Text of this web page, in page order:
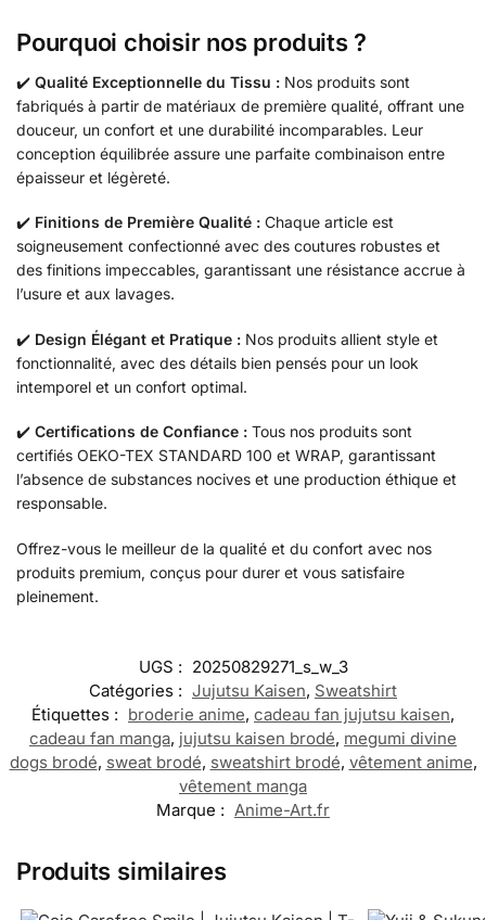
Pourquoi choisir nos produits ?
✔️ Qualité Exceptionnelle du Tissu : Nos produits sont
fabriqués à partir de matériaux de première qualité, offrant une
douceur, un confort et une durabilité incomparables. Leur
conception équilibrée assure une parfaite combinaison entre
épaisseur et légèreté.
✔️ Finitions de Première Qualité : Chaque article est
soigneusement confectionné avec des coutures robustes et
des finitions impeccables, garantissant une résistance accrue à
l’usure et aux lavages.
✔️ Design Élégant et Pratique : Nos produits allient style et
fonctionnalité, avec des détails bien pensés pour un look
intemporel et un confort optimal.
✔️ Certifications de Confiance : Tous nos produits sont
certifiés OEKO-TEX STANDARD 100 et WRAP, garantissant
l’absence de substances nocives et une production éthique et
responsable.
Offrez-vous le meilleur de la qualité et du confort avec nos
produits premium, conçus pour durer et vous satisfaire
pleinement.
UGS : 20250829271_s_w_3
Catégories : Jujutsu Kaisen, Sweatshirt
Étiquettes : broderie anime, cadeau fan jujutsu kaisen,
cadeau fan manga, jujutsu kaisen brodé, megumi divine
dogs brodé, sweat brodé, sweatshirt brodé, vêtement anime,
vêtement manga
Marque : Anime-Art.fr
Produits similaires